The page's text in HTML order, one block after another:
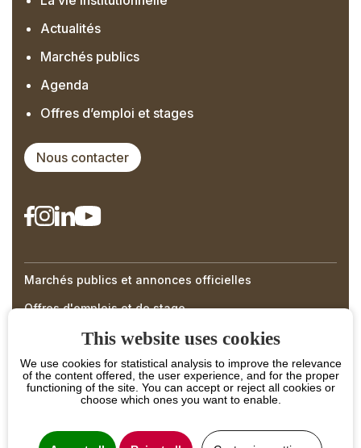
Actualités
Marchés publics
Agenda
Offres d’emploi et stages
Nous contacter
Right
Footer
Marchés publics et annonces officielles
Offres d'emplois et de stage
This website uses cookies
We use cookies for statistical analysis to improve the relevance
of the content offered, the user experience, and for the proper
functioning of the site. You can accept or reject all cookies or
choose which ones you want to enable.